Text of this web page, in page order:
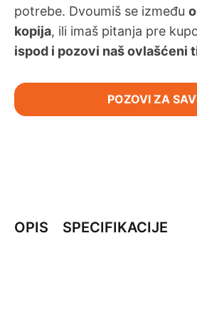
potrebe. Dvoumiš se između
kopija, ili imaš pitanja pre
ispod i pozovi naš ovlašćeni
POZOVI ZA
OPIS SPECIFIKACIJE